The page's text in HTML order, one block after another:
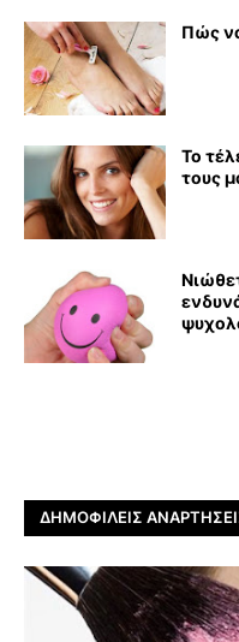
Πώς
Το
τους
ΔΗΜΟΦΙΛΕΊΣ